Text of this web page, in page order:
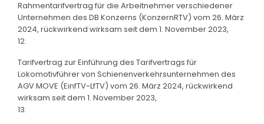
Rahmentarifvertrag für die Arbeitnehmer verschiedener
Unternehmen des DB Konzerns (KonzernRTV) vom 26. März
2024, rückwirkend wirksam seit dem 1. November 2023,
12.
Tarifvertrag zur Einführung des Tarifvertrags für
Lokomotivführer von Schienenverkehrsunternehmen des
AGV MOVE (EinfTV-LfTV) vom 26. März 2024, rückwirkend
wirksam seit dem 1. November 2023,
13.